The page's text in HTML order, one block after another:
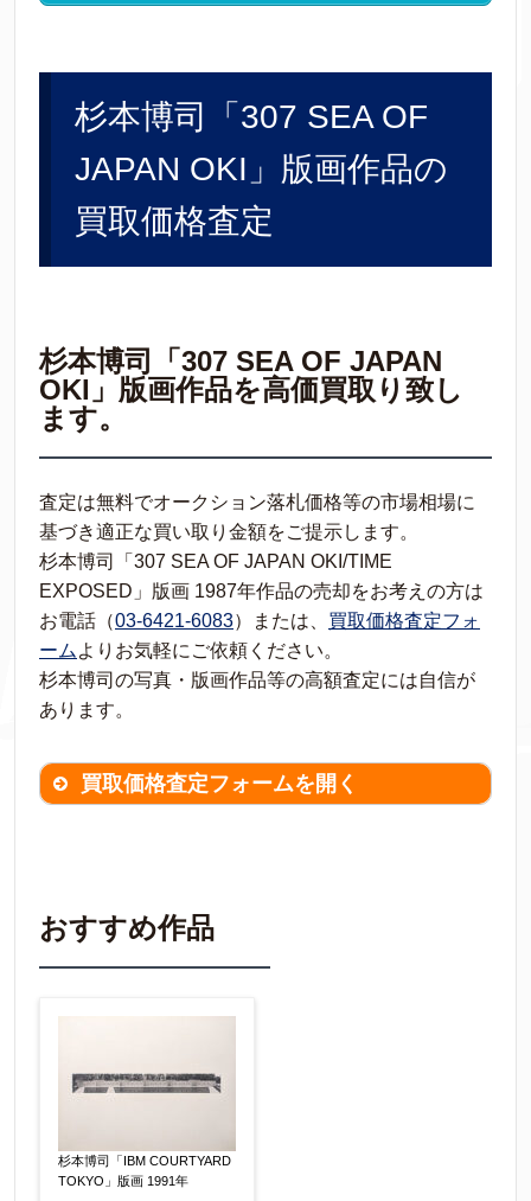
杉本博司「307 SEA OF
JAPAN OKI」版画作品の
買取価格査定
杉本博司「307 SEA OF JAPAN
OKI」版画作品を高価買取り致し
ます。
査定は無料でオークション落札価格等の市場相場に
基づき適正な買い取り金額をご提示します。
杉本博司「307 SEA OF JAPAN OKI/TIME
EXPOSED」版画 1987年作品の売却をお考えの方は
お電話（03-6421-6083）または、 買取価格査定フォ
ーム よりお気軽にご依頼ください。
杉本博司の写真・版画作品等の高額査定には自信が
あります。
買取価格査定フォームを開く
※不明な項目は空欄で結構です。
▼
作品の作家名 【任意】
おすすめ作品
杉本博司「IBM COURTYARD
TOKYO」版画 1991年